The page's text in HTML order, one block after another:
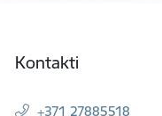
Kontakti
+371 27885518